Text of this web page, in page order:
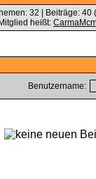
32 | Beiträge:
heißt:
Benutzername: